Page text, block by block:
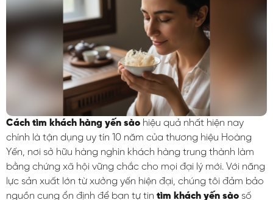
Cách tìm khách hàng yến sào hiệu quả nhất hiện nay
chính là tận dụng uy tín 10 năm của thương hiệu Hoàng
Yến, nơi sở hữu hàng nghìn khách hàng trung thành làm
bằng chứng xã hội vững chắc cho mọi đại lý mới. Với năng
lực sản xuất lớn từ xưởng yến hiện đại, chúng tôi đảm bảo
nguồn cung ổn định để bạn tự tin tìm khách yến sào số